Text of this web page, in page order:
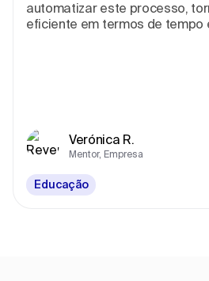
automatizar este processo,
eficiente em termos de tempo
Verónica R.
Mentor, Empresa
Educação